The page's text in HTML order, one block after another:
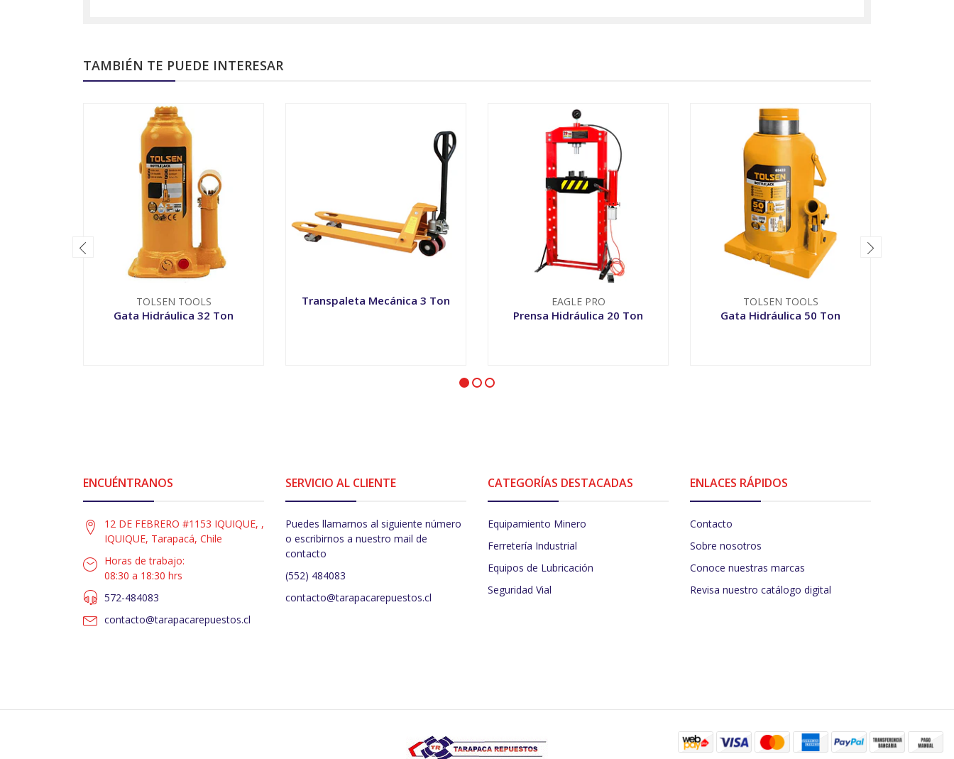
TAMBIÉN TE PUEDE INTERESAR
TOLSEN TOOLS
Gata Hidráulica 32 Ton
Transpaleta Mecánica 3 Ton EAGLE PRO
Prensa Hidráulica 20 Ton
TOLSEN TOOLS
Gata Hidráulica 50 Ton
ENCUÉNTRANOS
12 DE FEBRERO #1153 IQUIQUE, ,
IQUIQUE, Tarapacá, Chile
Horas de trabajo:
08:30 a 18:30 hrs
572-484083
contacto@tarapacarepuestos.cl
SERVICIO AL CLIENTE
Puedes llamarnos al siguiente número
o escribirnos a nuestro mail de
contacto
(552) 484083
contacto@tarapacarepuestos.cl
CATEGORÍAS DESTACADAS
Equipamiento Minero
Ferretería Industrial
Equipos de Lubricación
Seguridad Vial
ENLACES RÁPIDOS
Contacto
Sobre nosotros
Conoce nuestras marcas
Revisa nuestro catálogo digital